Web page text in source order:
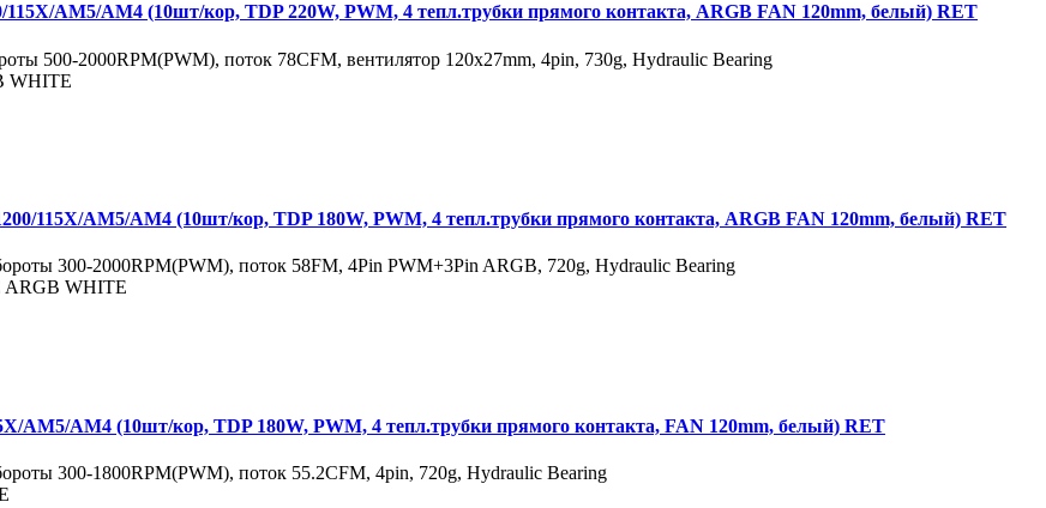
AM5/AM4 (10шт/кор, TDP 220W, PWM, 4 тепл.трубки прямого контакта, ARGB FAN 120mm, белый) RET
500-2000RPM(PWM), поток 78CFM, вентилятор 120x27mm, 4pin, 730g, Hydraulic Bearing
WHITE
115X/AM5/AM4 (10шт/кор, TDP 180W, PWM, 4 тепл.трубки прямого контакта, ARGB FAN 120mm, белый) RET
300-2000RPM(PWM), поток 58FM, 4Pin PWM+3Pin ARGB, 720g, Hydraulic Bearing
ARGB WHITE
AM5/AM4 (10шт/кор, TDP 180W, PWM, 4 тепл.трубки прямого контакта, FAN 120mm, белый) RET
300-1800RPM(PWM), поток 55.2CFM, 4pin, 720g, Hydraulic Bearing